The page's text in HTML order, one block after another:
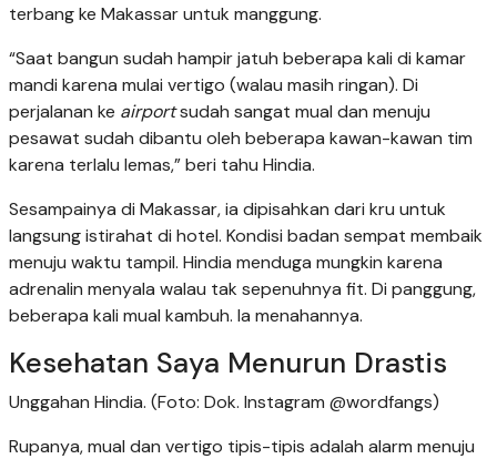
terbang ke Makassar untuk manggung.
“Saat bangun sudah hampir jatuh beberapa kali di kamar
mandi karena mulai vertigo (walau masih ringan). Di
perjalanan ke airportsudah sangat mual dan menuju
pesawat sudah dibantu oleh beberapa kawan-kawan tim
karena terlalu lemas,” beri tahu Hindia.
Sesampainya di Makassar, ia dipisahkan dari kru untuk
langsung istirahat di hotel. Kondisi badan sempat membaik
menuju waktu tampil. Hindia menduga mungkin karena
adrenalin menyala walau tak sepenuhnya fit. Di panggung,
beberapa kali mual kambuh. Ia menahannya.
Kesehatan Saya Menurun Drastis
Unggahan Hindia. (Foto: Dok. Instagram @wordfangs)
Rupanya, mual dan vertigo tipis-tipis adalah alarm menuju